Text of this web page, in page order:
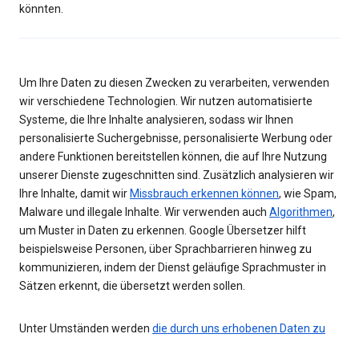
könnten.
Um Ihre Daten zu diesen Zwecken zu verarbeiten, verwenden
wir verschiedene Technologien. Wir nutzen automatisierte
Systeme, die Ihre Inhalte analysieren, sodass wir Ihnen
personalisierte Suchergebnisse, personalisierte Werbung oder
andere Funktionen bereitstellen können, die auf Ihre Nutzung
unserer Dienste zugeschnitten sind. Zusätzlich analysieren wir
Ihre Inhalte, damit wir Missbrauch erkennen können, wie Spam,
Malware und illegale Inhalte. Wir verwenden auch Algorithmen,
um Muster in Daten zu erkennen. Google Übersetzer hilft
beispielsweise Personen, über Sprachbarrieren hinweg zu
kommunizieren, indem der Dienst geläufige Sprachmuster in
Sätzen erkennt, die übersetzt werden sollen.
Unter Umständen werden die durch uns erhobenen Daten zu